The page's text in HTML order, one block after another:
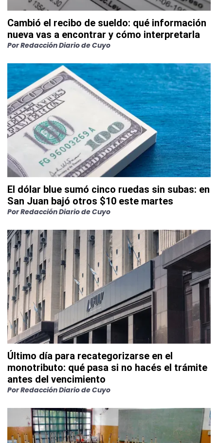
Cambió el recibo de sueldo: qué información
nueva vas a encontrar y cómo interpretarla
PorRedacción Diario de Cuyo
El dólar blue sumó cinco ruedas sin subas: en
San Juan bajó otros $10 este martes
PorRedacción Diario de Cuyo
Último día para recategorizarse en el
monotributo: qué pasa si no hacés el trámite
antes del vencimiento
PorRedacción Diario de Cuyo